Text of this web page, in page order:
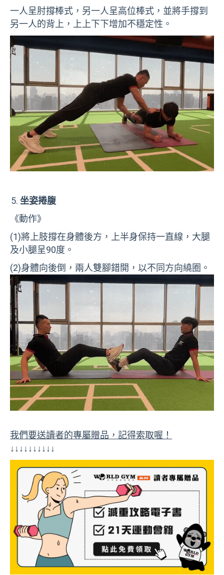
一人呈肘撐棒式，另一人呈高位棒式，並將手撐到
另一人的背上，上上下下增加不穩定性。
坐姿捲腹
《動作》
(1)將上肢撐在身體後方，上半身保持一直線，大腿
及小腿呈90度。
(2)身體向後倒，兩人雙腳錯開，以不同方向繞圈。
我們要送讀者的專屬贈品，記得索取喔！
↓↓↓↓↓↓↓↓↓↓